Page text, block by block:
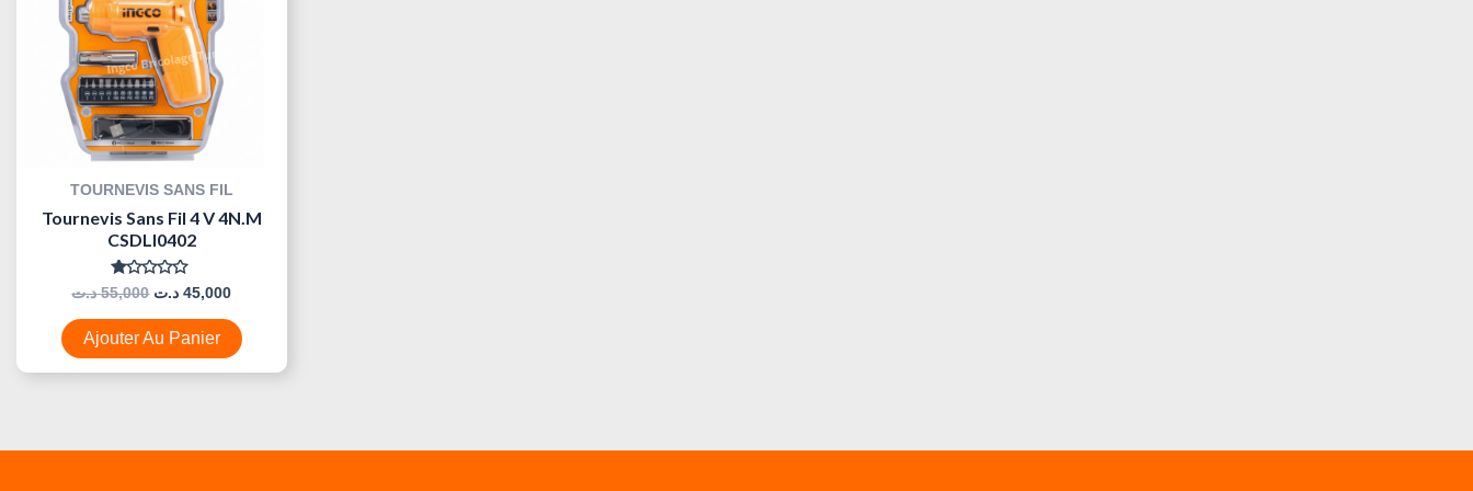
TOURNEVIS SANS FIL
Tournevis Sans Fil 4 V 4N.m
CSDLI0402
Note
0
Sur
5
55,000 د.ت 45,000 د.ت
Ajouter Au Panier